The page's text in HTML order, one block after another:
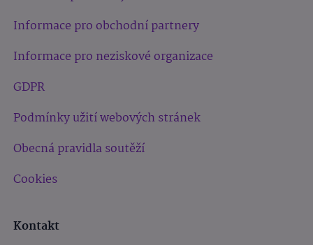
Informace pro obchodní partnery
Informace pro neziskové organizace
GDPR
Podmínky užití webových stránek
Obecná pravidla soutěží
Cookies
Kontakt